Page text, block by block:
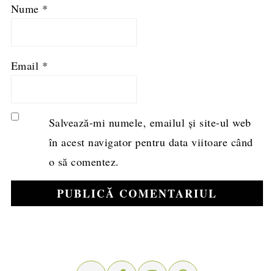
Nume *
Email *
Salvează-mi numele, emailul și site-ul web
în acest navigator pentru data viitoare când
o să comentez.